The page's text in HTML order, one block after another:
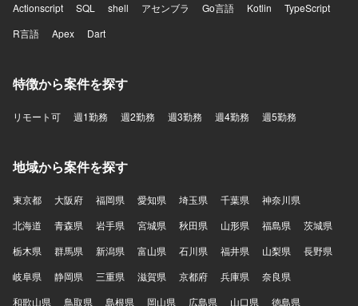
Actionscript
SQL shell アセンブラ Go言語 Kotlin
TypeScript
R言語
Apex Dart
特徴から案件を探す
リモート可 週1勤務 週2勤務 週3勤務 週4勤務 週5勤務
地域から案件を探す
東京都 大阪府 福岡県 愛知県 埼玉県 千葉県
神奈川県
北海道
青森県 岩手県 宮城県 秋田県 山形県 福島県
茨城県
栃木県
群馬県 新潟県 富山県 石川県 福井県 山梨県
長野県
岐阜県
静岡県 三重県 滋賀県 京都府 兵庫県
奈良県
和歌山県
鳥取県 島根県 岡山県 広島県 山口県 徳島県